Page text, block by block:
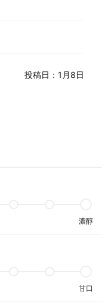
投稿日：1月8日
濃醇
甘口